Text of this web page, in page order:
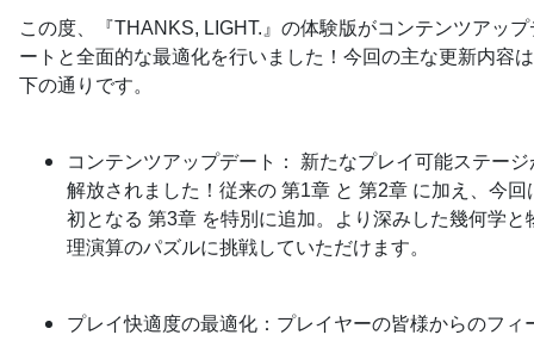
この度、『THANKS, LIGHT.』の体験版がコンテンツアップ
ートと全面的な最適化を行いました！今回の主な更新内容
下の通りです。
コンテンツアップデート： 新たなプレイ可能ステージ
解放されました！従来の 第1章 と 第2章 に加え、今回
初となる 第3章 を特別に追加。より深みした幾何学と
理演算のパズルに挑戦していただけます。
プレイ快適度の最適化：プレイヤーの皆様からのフィ